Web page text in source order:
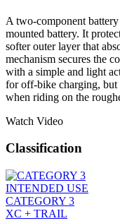
A two-component
mounted battery. It
softer outer layer that
mechanism secures the
with a simple and light
for off-bike charging, but
when riding on the
Watch Video
Classification
INTENDED USE
CATEGORY 3
XC + TRAIL